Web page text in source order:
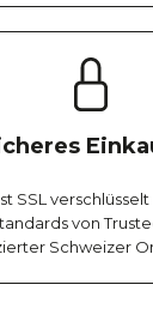
SSL
von
Schweizer